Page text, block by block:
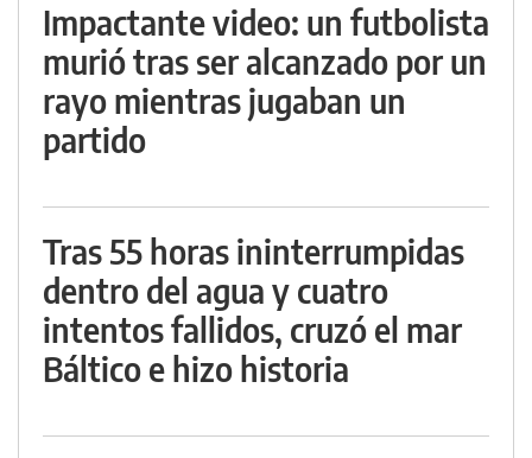
Impactante video: un futbolista
murió tras ser alcanzado por un
rayo mientras jugaban un
partido
Tras 55 horas ininterrumpidas
dentro del agua y cuatro
intentos fallidos, cruzó el mar
Báltico e hizo historia